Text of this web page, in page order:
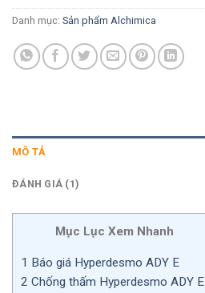
Danh mục: Sản phẩm Alchimica
MÔ TẢ
ĐÁNH GIÁ (1)
Mục Lục Xem Nhanh
1 Báo giá Hyperdesmo ADY E
2 Chống thấm Hyperdesmo ADY E